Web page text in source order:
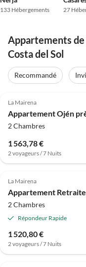
133 Hébergements 27
Appartements
Costa del Sol
Recommandé
La Mairena
2 Chambres
1 563,78 €
2 voyageurs / 7 Nuits
4.0 (4)
La Mairena
2 Chambres
Répondeur Rapide
1 520,80 €
2 voyageurs / 7 Nuits